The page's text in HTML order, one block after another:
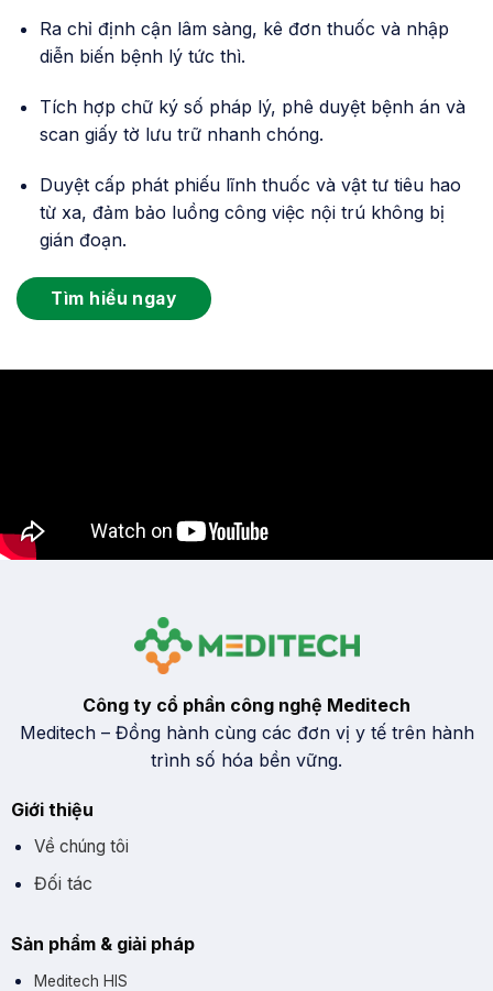
Ra chỉ định cận lâm sàng, kê đơn thuốc và nhập
diễn biến bệnh lý tức thì.
Tích hợp chữ ký số pháp lý, phê duyệt bệnh án và
scan giấy tờ lưu trữ nhanh chóng.
Duyệt cấp phát phiếu lĩnh thuốc và vật tư tiêu hao
từ xa, đảm bảo luồng công việc nội trú không bị
gián đoạn.
Tìm hiểu ngay
Công ty cổ phần công nghệ Meditech
Meditech – Đồng hành cùng các đơn vị y tế trên hành
trình số hóa bền vững.
Giới thiệu
Về chúng tôi
Đối tác
Sản phẩm & giải pháp
Meditech HIS